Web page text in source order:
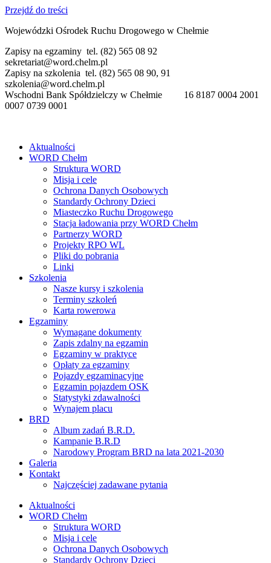
Przejdź do treści
Wojewódzki Ośrodek Ruchu Drogowego w Chełmie
Zapisy na egzaminy tel. (82) 565 08 92
sekretariat@word.chelm.pl
Zapisy na szkolenia tel. (82) 565 08 90, 91
szkolenia@word.chelm.pl
Wschodni Bank Spółdzielczy w Chełmie 16 8187 0004 2001
0007 0739 0001
Aktualności
WORD Chełm
Struktura WORD
Misja i cele
Ochrona Danych Osobowych
Standardy Ochrony Dzieci
Miasteczko Ruchu Drogowego
Stacja ładowania przy WORD Chełm
Partnerzy WORD
Projekty RPO WL
Pliki do pobrania
Linki
Szkolenia
Nasze kursy i szkolenia
Terminy szkoleń
Karta rowerowa
Egzaminy
Wymagane dokumenty
Zapis zdalny na egzamin
Egzaminy w praktyce
Opłaty za egzaminy
Pojazdy egzaminacyjne
Egzamin pojazdem OSK
Statystyki zdawalności
Wynajem placu
BRD
Album zadań B.R.D.
Kampanie B.R.D
Narodowy Program BRD na lata 2021-2030
Galeria
Kontakt
Najczęściej zadawane pytania
Aktualności
WORD Chełm
Struktura WORD
Misja i cele
Ochrona Danych Osobowych
Standardy Ochrony Dzieci